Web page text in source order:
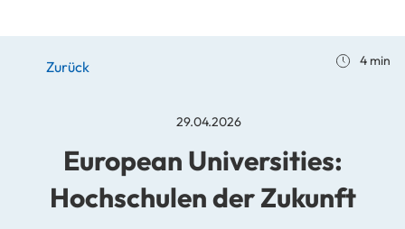
Universities: Hochschulen der Zukunft
Zurück 4 min
European Universities:
Hochschulen der Zukunft
29.04.2026